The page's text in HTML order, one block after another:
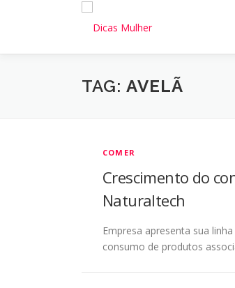
conteúdo
TAG: AVELÃ
COMER
Crescimento do
Naturaltech
Empresa apresenta sua
consumo de produtos